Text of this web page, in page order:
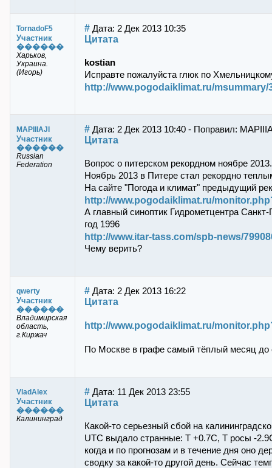
TornadoF5
Участник
������
Харьков,
Украина.
(Игорь)
# Дата: 2 Дек 2013 10:35
Цитата
kostian
Исправте пожалуйста глюк по
http://www.pogodaiklimat.ru/msummary/
MAPIIIAJI
Участник
������
Russian
Federation
# Дата: 2 Дек 2013 10:40 - Поправил:
Цитата
Вопрос о питерском рекордном ноябре 2013.
Ноябрь 2013 в Питере стал рекордно
На сайте "Погода и климат" предыдущий
http://www.pogodaiklimat.ru/
А главный синоптик Гидрометцентра
год 1996
http://www.itar-tass.com/spb-news/
Чему верить?
qwerty
Участник
������
Владимирская
область,
г.Киржач
# Дата: 2 Дек 2013 16:22
Цитата
http://www.pogodaiklimat.ru/
По Москве в графе самый тёплый месяц до
VladAlex
Участник
������
Калининград
# Дата: 11 Дек 2013 23:55
Цитата
Какой-то серьезный сбой на
UTC выдало странные: Т +0.7С, Т росы -
когда и по прогнозам и в течение дня оно
сводку за какой-то другой день. Сейчас